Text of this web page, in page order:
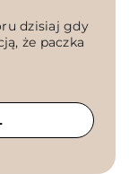
dzisiaj gdy
że paczka